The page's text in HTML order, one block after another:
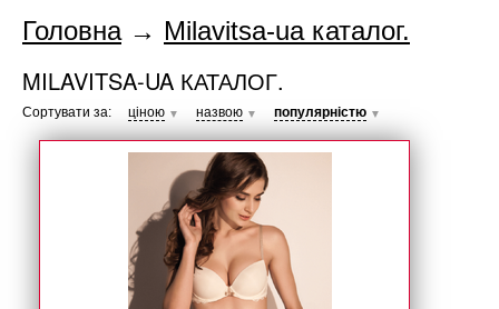
Головна→ Milavitsa-ua каталог.
MILAVITSA-UA КАТАЛОГ.
Сортувати за: ціною ▼ назвою ▼ популярністю ▼